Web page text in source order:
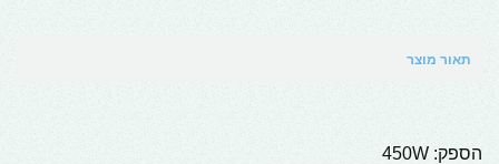
תאור מוצר
הספק: 450W